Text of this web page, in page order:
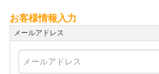
お客様情報入力
メールアドレス